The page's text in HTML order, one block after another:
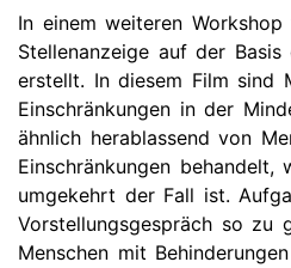
In einem weiteren
Stellenanzeige auf der Basis
erstellt. In diesem Film sind
Einschränkungen in der
ähnlich herablassend von
Einschränkungen behandelt,
umgekehrt der Fall ist.
Vorstellungsgespräch so zu
Menschen mit